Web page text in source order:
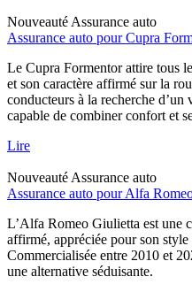
Nouveauté Assurance auto
Assurance auto pour Cupra
Le Cupra Formentor attire tous
et son caractère affirmé sur la
conducteurs à la recherche
capable de combiner confort et
Lire
Nouveauté Assurance auto
Assurance auto pour Alfa
L’Alfa Romeo Giulietta est une
affirmé, appréciée pour son
Commercialisée entre 2010 et
une alternative séduisante.